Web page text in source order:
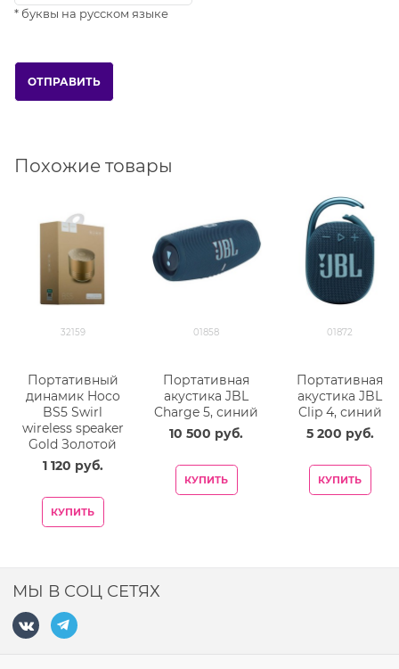
* буквы на русском языке
Похожие товары
32159
Портативный
динамик Hoco
BS5 Swirl
wireless speaker
Gold Золотой
1 120 руб.
КУПИТЬ
01858
Портативная
акустика JBL
Charge 5, синий
10 500 руб.
КУПИТЬ
01872
Портативная
акустика JBL
Clip 4, синий
5 200 руб.
КУПИТЬ
МЫ В СОЦ СЕТЯХ